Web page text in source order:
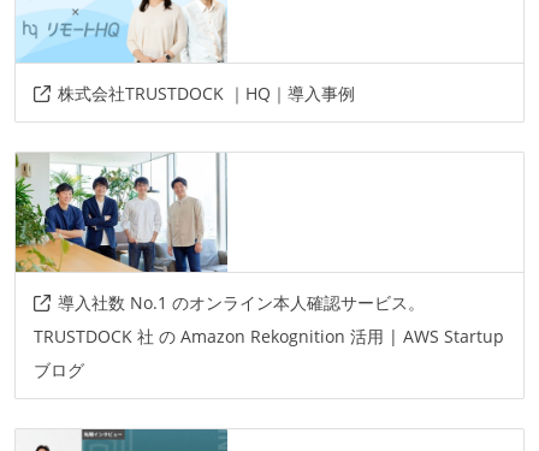
情報共有ツール
slack
その他
mvvm
figma
株式会社TRUSTDOCK ｜HQ｜導入事例
導入社数 No.1 のオンライン本人確認サービス。
TRUSTDOCK 社 の Amazon Rekognition 活用 | AWS Startup
ブログ